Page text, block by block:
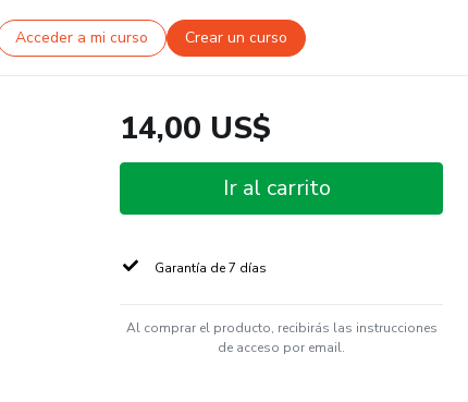
Acceder a mi curso Crear un curso
14,00 US$
Ir al carrito
Garantía de 7 días
Al comprar el producto, recibirás las instrucciones
de acceso por email.